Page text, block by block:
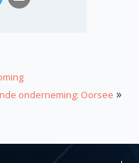
onderneming: Oorsee »